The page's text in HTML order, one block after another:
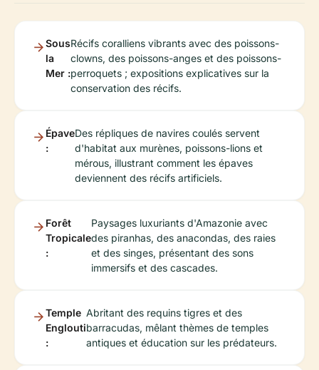
Sous
la
Mer :
Récifs coralliens vibrants avec des poissons-
clowns, des poissons-anges et des poissons-
perroquets ; expositions explicatives sur la
conservation des récifs.
Épave
:
Des répliques de navires coulés servent
d'habitat aux murènes, poissons-lions et
mérous, illustrant comment les épaves
deviennent des récifs artificiels.
Forêt
Tropicale
:
Paysages luxuriants d'Amazonie avec
des piranhas, des anacondas, des raies
et des singes, présentant des sons
immersifs et des cascades.
Temple
Englouti
:
Abritant des requins tigres et des
barracudas, mêlant thèmes de temples
antiques et éducation sur les prédateurs.